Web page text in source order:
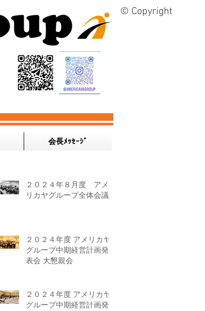
© Copyright
会長ﾒｯｾｰｼﾞ
２０２４年８月度 アメ
リカヤグループ全体会議
２０２４年度 アメリカヤ
グループ中期経営計画発
表会 大懇親会
２０２４年度 アメリカヤ
グループ中期経営計画発